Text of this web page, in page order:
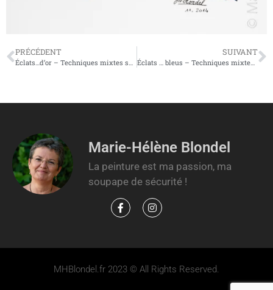
PRÉCÉDENT
Éclats…d’or – Techniques mixtes sur carton plume – 65 X 50cm – 250€
SUIVANT
Éclats … bleus – Techniques mixtes sur carton plume – 48 X 29cm – non dispo
Marie-Hélène Blondel
La peinture est ma passion, ma
soupape de sécurité !
MHBlondel.fr 2023 © All Rights Reserved.